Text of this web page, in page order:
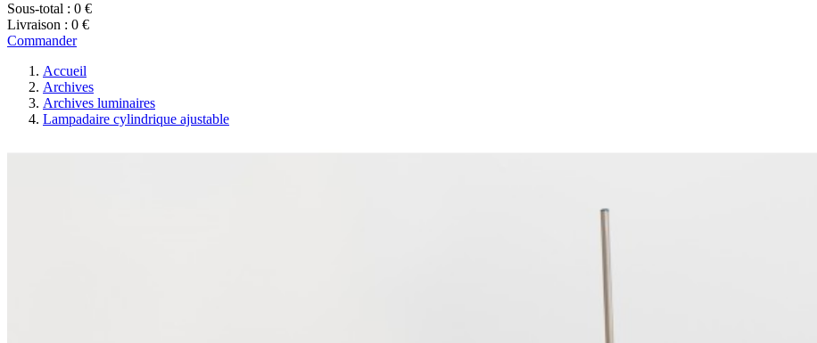
Sous-total : 0 €
Livraison : 0 €
Commander
Accueil
Archives
Archives luminaires
Lampadaire cylindrique ajustable